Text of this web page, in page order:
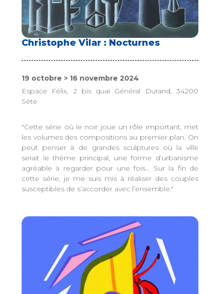
Christophe Vilar : Nocturnes
19 octobre > 16 novembre 2024
Espace Félix, 2 bis quai Général Durand, 34200
Sète
"Cette série où le noir joue un rôle important, met
les volumes des compositions au premier plan. On
peut penser à de grandes sculptures où la ville
serait le thème principal, une forme d’urbanisme
agréable à regarder pour une fois… Sur la fin de
cette série, je me suis mis à réaliser des couples
susceptibles de s’accorder avec l’ensemble."